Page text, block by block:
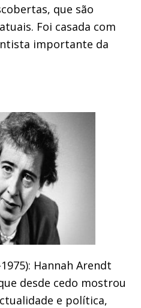
que são
Foi casada com
importante da
Hannah Arendt
desde cedo mostrou
e política,